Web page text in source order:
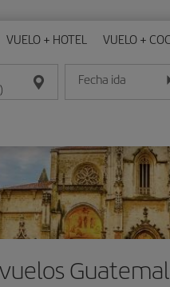
VUELO + HOTEL VUELO +
Fecha ida
Introduce la fecha en